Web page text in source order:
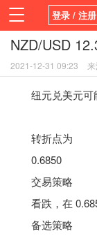
登录 / 注册
首页 新
平台
指标
NZD/USD
2021-12-31 09:23 来
纽元兑美元可
转折点为
0.6850
交易策略
看跌，在
备选策略